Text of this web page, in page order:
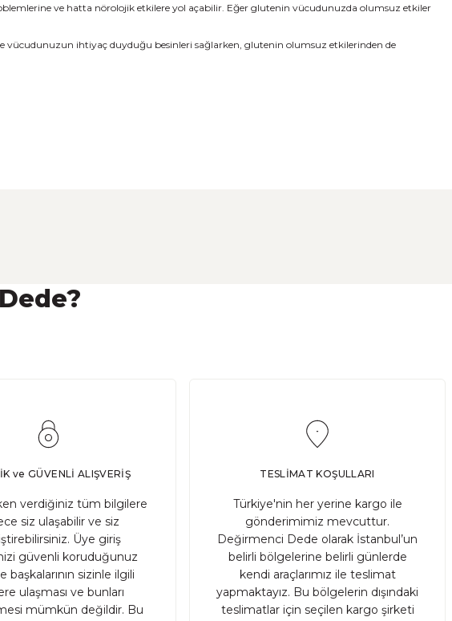
ve hatta nörolojik etkilere yol açabilir. Eğer glutenin vücudunuzda olumsuz etkiler
vücudunuzun ihtiyaç duyduğu besinleri sağlarken, glutenin olumsuz etkilerinden de
yıllar boyunca çiftçiler tarafından korunmuş ve nesilden
ve GÜVENLİ ALIŞVERİŞ
verdiğiniz tüm bilgilere
siz ulaşabilir ve siz
Üye giriş
güvenli koruduğunuz
başkalarının sizinle ilgili
ulaşması ve bunları
mümkün değildir. Bu
TESLİMAT KOŞULLARI
Türkiye'nin her yerine kargo ile
gönderimimiz mevcuttur.
Değirmenci Dede olarak İstanbul’un
belirli bölgelerine belirli günlerde
kendi araçlarımız ile teslimat
yapmaktayız. Bu bölgelerin dışındaki
teslimatlar için seçilen kargo şirketi